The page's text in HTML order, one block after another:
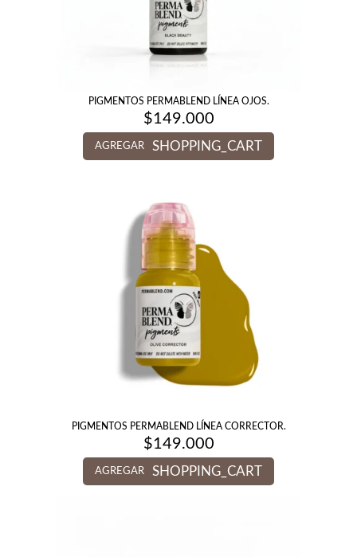
PIGMENTOS PERMABLEND LÍNEA OJOS.
$149.000
AGREGAR SHOPPING_CART
PIGMENTOS PERMABLEND LÍNEA CORRECTOR.
$149.000
AGREGAR SHOPPING_CART